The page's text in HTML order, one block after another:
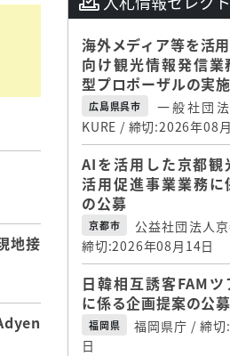
地接
海外メディア等を活
向け観光情報発信
型プロポーザルの実施
広島県呉市
一般社団
KURE / 締切:2026年08
AIを活用した京都観
活用促進事業業務に
の公募
京都市
公益社団法人
締切:2026年08月14日
日韓相互誘客FAM
に係る企画提案の公募
福岡県
福岡県庁 / 締
日